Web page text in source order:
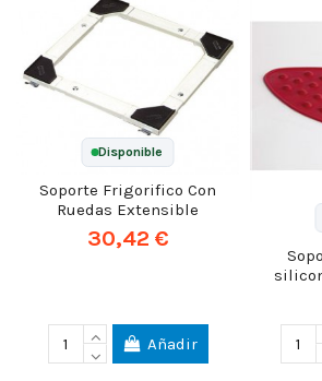
Disponible
Soporte Frigorifico Con
Ruedas Extensible
30,42 €
Añadir